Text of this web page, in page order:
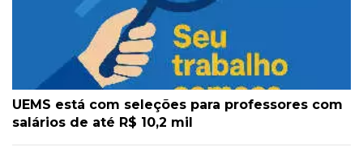
UEMS está com seleções para professores com
salários de até R$ 10,2 mil